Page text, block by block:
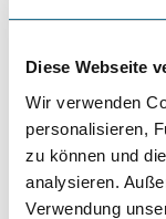
Diese Webseite
Wir verwenden
personalisieren,
zu können und
analysieren.
Verwendung
EIN
IST
Keine Sorge,
werden das
Erkunden Sie in
und